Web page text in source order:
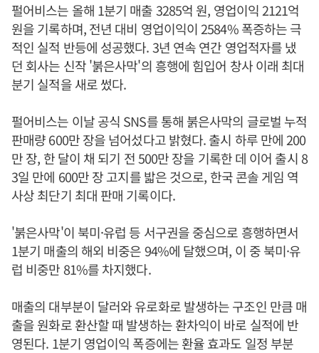
펄어비스는 올해 1분기 매출 3285억 원, 영업이익 2121억
원을 기록하며, 전년 대비 영업이익이 2584% 폭증하는 극
적인 실적 반등에 성공했다. 3년 연속 연간 영업적자를 냈
던 회사는 신작 '붉은사막'의 흥행에 힘입어 창사 이래 최대
분기 실적을 새로 썼다.
펄어비스는 이날 공식 SNS를 통해 붉은사막의 글로벌 누적
판매량 600만 장을 넘어섰다고 밝혔다. 출시 하루 만에 200
만 장, 한 달이 채 되기 전 500만 장을 기록한 데 이어 출시 8
3일 만에 600만 장 고지를 밟은 것으로, 한국 콘솔 게임 역
사상 최단기 최대 판매 기록이다.
'붉은사막'이 북미·유럽 등 서구권을 중심으로 흥행하면서
1분기 매출의 해외 비중은 94%에 달했으며, 이 중 북미·유
럽 비중만 81%를 차지했다.
매출의 대부분이 달러와 유로화로 발생하는 구조인 만큼 매
출을 원화로 환산할 때 발생하는 환차익이 바로 실적에 반
영된다. 1분기 영업이익 폭증에는 환율 효과도 일정 부분